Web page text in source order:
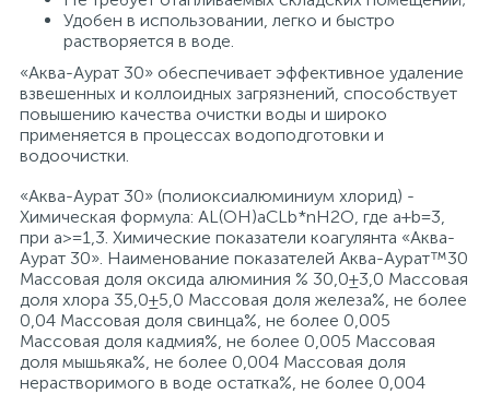
Удобен в использовании, легко и быстро
растворяется в воде.
«Аква-Аурат 30» обеспечивает эффективное удаление
взвешенных и коллоидных загрязнений, способствует
повышению качества очистки воды и широко
применяется в процессах водоподготовки и
водоочистки.
«Аква-Аурат 30» (полиоксиалюминиум хлорид) -
Химическая формула: AL(OH)aCLb*nH2O, где a+b=3,
при a>=1,3. Химические показатели коагулянта «Аква-
Аурат 30». Наименование показателей Аква-Аурат™30
Массовая доля оксида алюминия % 30,0±3,0 Массовая
доля хлора 35,0±5,0 Массовая доля железа%, не более
0,04 Массовая доля свинца%, не более 0,005
Массовая доля кадмия%, не более 0,005 Массовая
доля мышьяка%, не более 0,004 Массовая доля
нерастворимого в воде остатка%, не более 0,004